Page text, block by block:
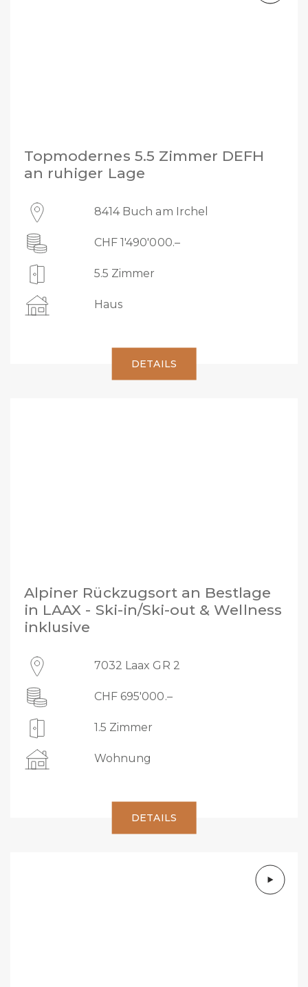
Topmodernes 5.5 Zimmer DEFH
an ruhiger Lage
8414 Buch am Irchel
CHF 1'490'000.–
5.5 Zimmer
Haus
DETAILS
Alpiner Rückzugsort an Bestlage
in LAAX - Ski-in/Ski-out & Wellness
inklusive
7032 Laax GR 2
CHF 695'000.–
1.5 Zimmer
Wohnung
DETAILS